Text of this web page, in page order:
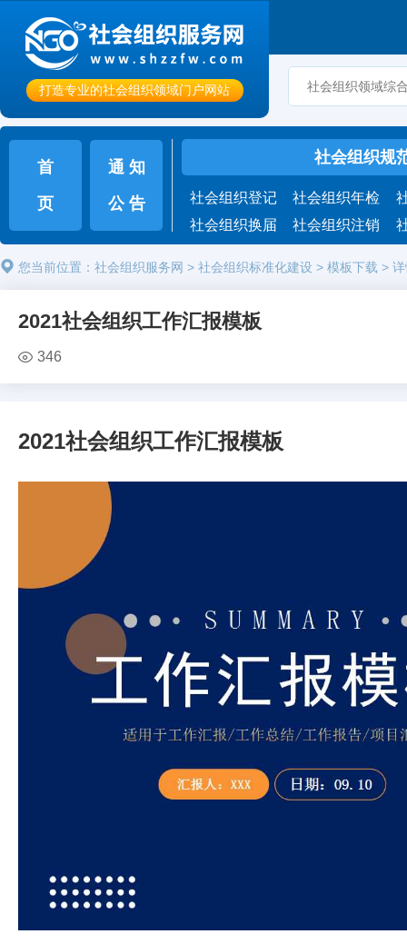
打造专业的社会组织领域门户网站
首
页
通 知
公 告
社会组织规
社会组织登记 社会组织年检
社会组织换届
社会组织注销
您当前位置： 社会组织服务网 > 社会组织标准化建设 > 模板下载 >
2021社会组织工作汇报模板
346
2021社会组织工作汇报模板